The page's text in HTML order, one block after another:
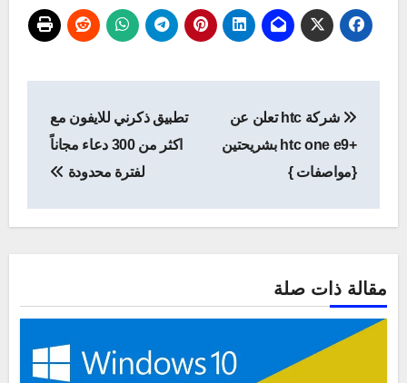
المقالات
شركة htc تعلن عن
+htc one e9 بشريحتين
{مواصفات }
تطبيق ذكرني للايفون مع
اكثر من 300 دعاء مجاناً
لفترة محدودة
مقالة ذات صلة